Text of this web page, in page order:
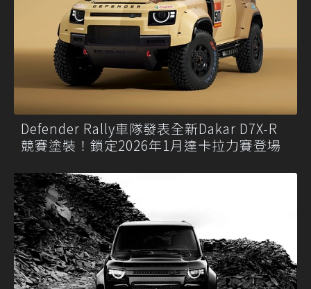
Defender Rally車隊發表全新Dakar D7X-R
競賽塗裝！鎖定2026年1月達卡拉力賽登場